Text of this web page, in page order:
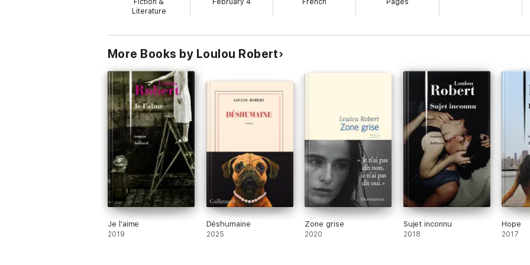
Fiction &
Literature
February 4 French Pages
More Books by Loulou Robert
Je l'aime
2019
Déshumaine
2025
Zone grise
2020
Sujet inconnu
2018
Hope
2017